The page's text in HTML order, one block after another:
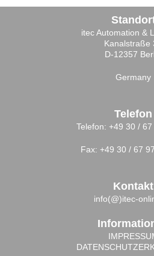
itec Automation &
Kanalstraße
D-12357
Germany
Telefon
Telefon: +49 30 /
Fax: +49 30 / 67
Kontakt
info(@)itec-